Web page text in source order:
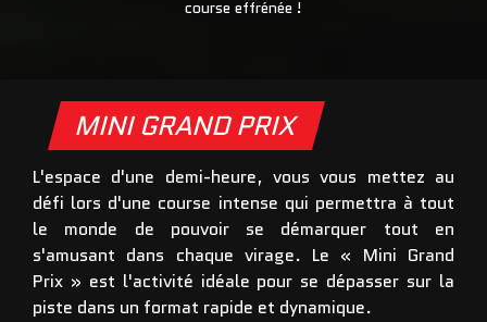
course effrénée !
MINI GRAND PRIX
L'espace d'une demi-heure, vous vous mettez au
défi lors d'une course intense qui permettra à tout
le monde de pouvoir se démarquer tout en
s'amusant dans chaque virage. Le « Mini Grand
Prix » est l'activité idéale pour se dépasser sur la
piste dans un format rapide et dynamique.